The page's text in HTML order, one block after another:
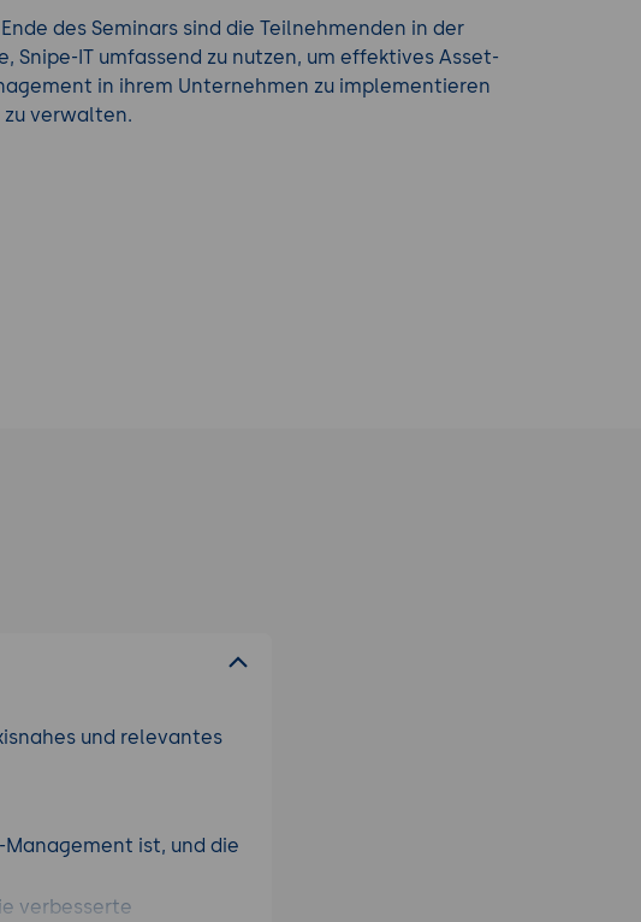
des Seminars sind die Teilnehmenden in der
Snipe-IT umfassend zu nutzen, um effektives Asset-
in ihrem Unternehmen zu implementieren
zu verwalten.
und relevantes
Management ist, und die
verbesserte